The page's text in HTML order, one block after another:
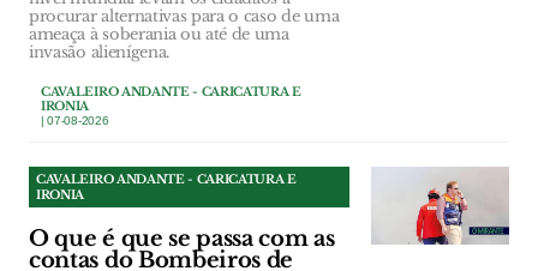
procurar alternativas para o caso de uma
ameaça à soberania ou até de uma
invasão alienígena.
CAVALEIRO ANDANTE - CARICATURA E
IRONIA
| 07-08-2026
CAVALEIRO ANDANTE - CARICATURA E
IRONIA
O que é que se passa com as
contas do Bombeiros de